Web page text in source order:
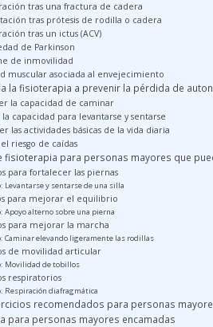
tras una fractura de cadera
tras prótesis de rodilla o cadera
tras un ictus (ACV)
de Parkinson
de inmovilidad
muscular asociada al envejecimiento
la fisioterapia a prevenir la pérdida de
la capacidad de caminar
capacidad para levantarse y sentarse
las actividades básicas de la vida diaria
riesgo de caídas
fisioterapia para personas mayores que
para fortalecer las piernas
Levantarse y sentarse de una silla
para mejorar el equilibrio
Apoyo alterno sobre una pierna
para mejorar la marcha
Caminar elevando ligeramente las rodillas
de movilidad articular
Movilidad de tobillos
respiratorios
Respiración diafragmática
recomendados para personas
para personas mayores encamadas